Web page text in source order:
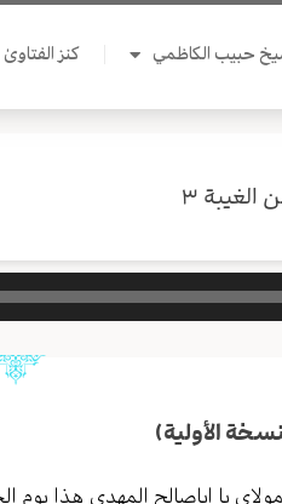
حبيب الكاظمي كنز الفتاوىٰ
٣
الأولية)
يا اباصالح المهدي هذا